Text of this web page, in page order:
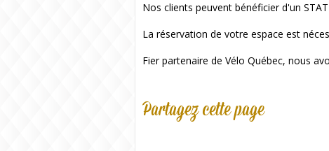
Nos clients peuvent bénéficier d'un
La réservation de votre espace est
Fier partenaire de Vélo Québec, nous
Partagez cette page